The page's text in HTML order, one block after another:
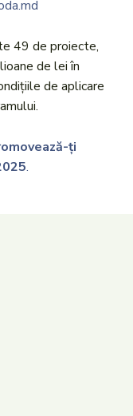
49 de proiecte,
de lei în
de aplicare
ți
.